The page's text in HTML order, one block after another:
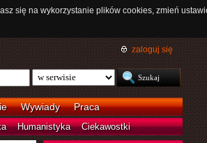
się na wykorzystanie plików cookies, zmień
zaloguj się
Wywiady Praca
Humanistyka Ciekawostki